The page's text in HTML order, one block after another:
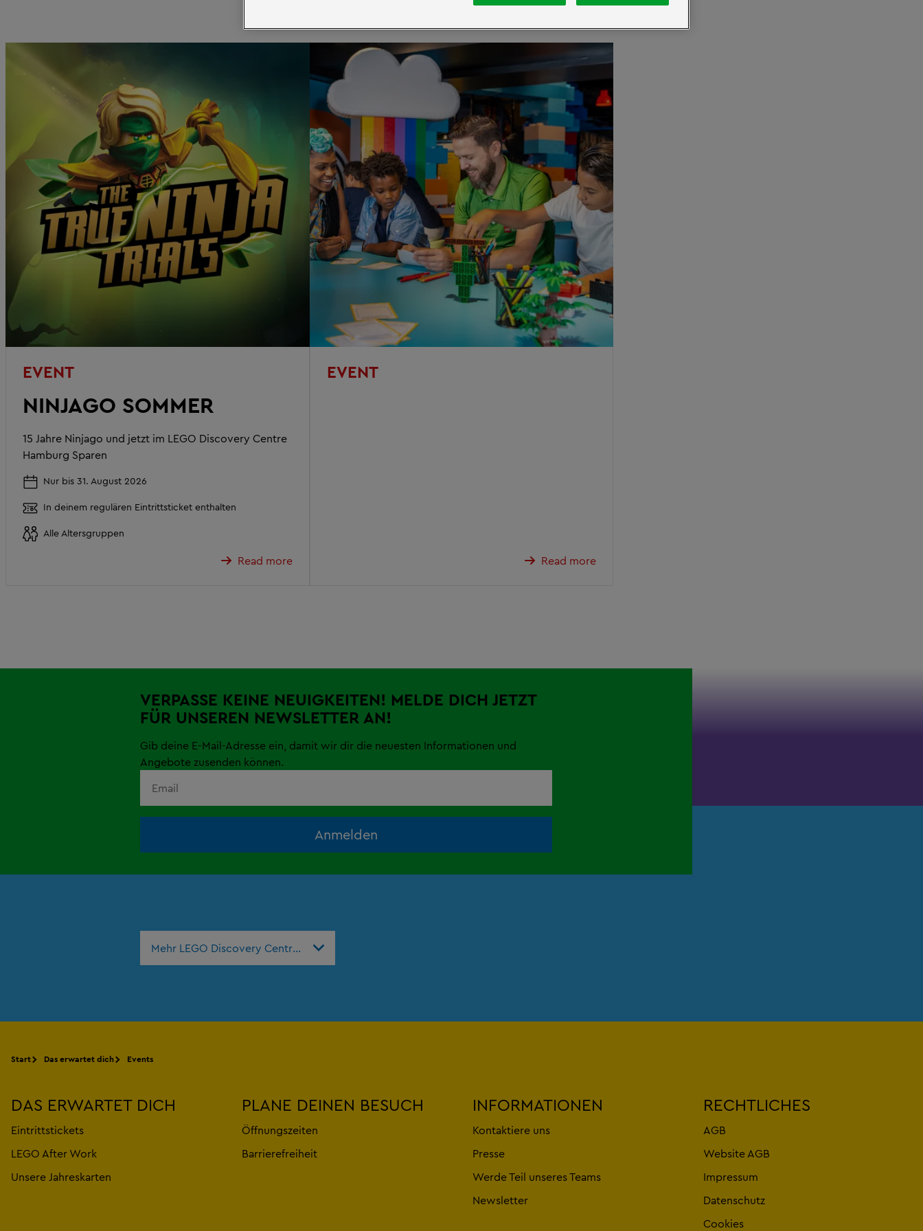
EVENT
NINJAGO SOMMER
15 Jahre Ninjago und jetzt im LEGO Discovery Centre
Hamburg Sparen
Nur bis 31. August 2026
In deinem regulären Eintrittsticket enthalten
Alle Altersgruppen
Read more
EVENT
Read more
VERPASSE KEINE NEUIGKEITEN! MELDE DICH JETZT
FÜR UNSEREN NEWSLETTER AN!
Gib deine E-Mail-Adresse ein, damit wir dir die neuesten Informationen und
Angebote zusenden können.
Anmelden
Mehr LEGO Discovery Centres weltweit
Start Das erwartet dich Events
DAS ERWARTET DICH
Eintrittstickets
LEGO After Work
Unsere Jahreskarten
PLANE DEINEN BESUCH
Öffnungszeiten
Barrierefreiheit
INFORMATIONEN
Kontaktiere uns
Presse
Werde Teil unseres Teams
Newsletter
RECHTLICHES
AGB
Website AGB
Impressum
Datenschutz
Cookies